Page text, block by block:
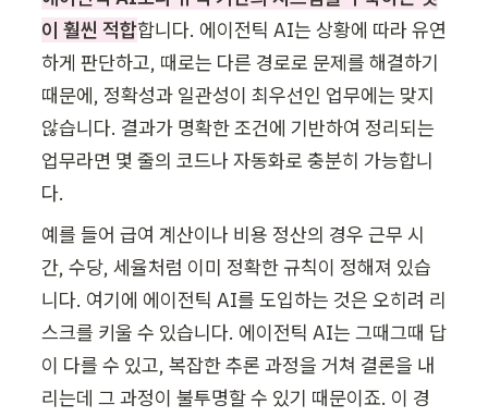
이 훨씬 적합합니다. 에이전틱 AI는 상황에 따라 유연
하게 판단하고, 때로는 다른 경로로 문제를 해결하기
때문에, 정확성과 일관성이 최우선인 업무에는 맞지
않습니다. 결과가 명확한 조건에 기반하여 정리되는
업무라면 몇 줄의 코드나 자동화로 충분히 가능합니
다.
예를 들어 급여 계산이나 비용 정산의 경우 근무 시
간, 수당, 세율처럼 이미 정확한 규칙이 정해져 있습
니다. 여기에 에이전틱 AI를 도입하는 것은 오히려 리
스크를 키울 수 있습니다. 에이전틱 AI는 그때그때 답
이 다를 수 있고, 복잡한 추론 과정을 거쳐 결론을 내
리는데 그 과정이 불투명할 수 있기 때문이죠. 이 경